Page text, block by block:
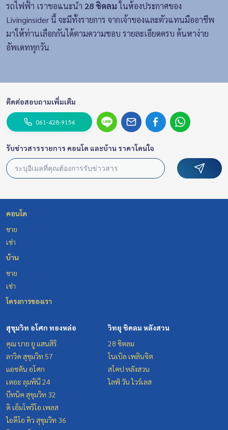
รถไฟฟ้า เราขอแนะนำ 28 ชิดลมในห้องประกาศของ
Livinginsider นี้ จะมีทั้งรายการ จากเจ้าของและตัวแทนมืออาชีพ
มาให้ท่านเลือกกันได้ตามความชอบ รายละเอียดครบ ค้นหาง่าย
อัพเดททุกวัน
ติดต่อสอบถามเพิ่มเติม
061-428-9156
รับข่าวสารรายการ คอนโด และบ้าน ราคาโดนใจ
คอนโด
ขาย
เช่า
บ้าน
ขาย
เช่า
โครงการของเรา
สุขุมวิท อโศก ทองหล่อ
คุณ บาย ยู แสนสิริ
ลาวิค สุขุมวิท 57
แอชตัน อโศก
เดอะ ลุมพินี 24
บีทนิค สุขุมวิท 32
ดิ เอ็มโพริโอ เพลส
ไอดีโอ คิว สุขุมวิท 36
วิทยุ ชิดลม หลังสวน
28 ชิดลม
โนเบิล เพลินจิต
สโคป หลังสวน
ไลฟ์ วัน ไวร์เลส